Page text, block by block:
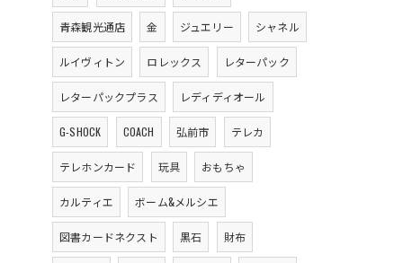
青森観光通店 金 ジュエリー シャネル
ルイヴィトン ロレックス レターパック
レターパックプラス レディディオール
G-SHOCK COACH 弘前市 テレカ
テレホンカード 玩具 おもちゃ
カルティエ ボーム&メルシエ
図書カードネクスト 黒石 財布